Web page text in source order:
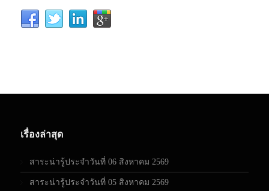
เรื่องล่าสุด
สาระน่ารู้ประจำวันที่ 06 สิงหาคม 2569
สาระน่ารู้ประจำวันที่ 05 สิงหาคม 2569